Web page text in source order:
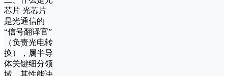
芯片 光芯片
是光通信的
“信号翻译官”
（负责光电转
换），属半导
体关键细分领
域，其性能决